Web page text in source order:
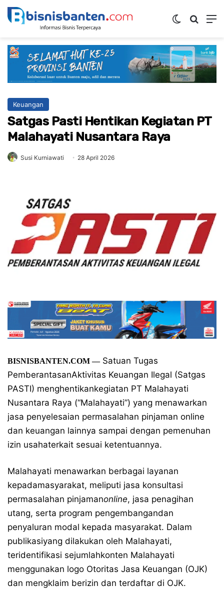
Switch skin
Keuangan
Satgas Pasti Hentikan Kegiatan PT
Malahayati Nusantara Raya
Susi Kurniawati 28 April 2026
BISNISBANTEN.COM—Satuan Tugas
PemberantasanAktivitas Keuangan Ilegal (Satgas
PASTI) menghentikankegiatan PT Malahayati
Nusantara Raya (“Malahayati”) yang menawarkan
jasa penyelesaian permasalahan pinjaman online
dan keuangan lainnya sampai dengan pemenuhan
izin usahaterkait sesuai ketentuannya.
Malahayati menawarkan berbagai layanan
kepadamasyarakat, meliputi jasa konsultasi
permasalahan pinjamanonline, jasa penagihan
utang, serta program pengembangandan
penyaluran modal kepada masyarakat. Dalam
publikasiyang dilakukan oleh Malahayati,
teridentifikasi sejumlahkonten Malahayati
menggunakan logo Otoritas Jasa Keuangan (OJK)
dan mengklaim berizin dan terdaftar di OJK.